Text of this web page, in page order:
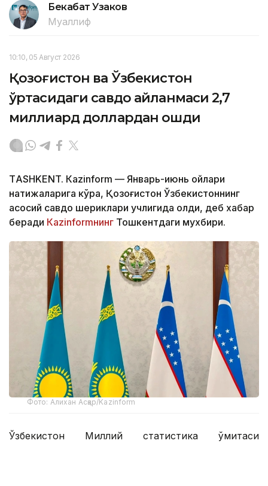
Бекабат Узаков
Муаллиф
10:10, 05 Август 2026
Қозоғистон ва Ўзбекистон
ўртасидаги савдо айланмаси 2,7
миллиард доллардан ошди
ТASHKENT. Кazinform — Январь-июнь ойлари
натижаларига кўра, Қозоғистон Ўзбекистоннинг
асосий савдо шериклари учлигида қолди, деб хабар
беради Кazinformнинг Тошкентдаги мухбири.
Фото: Алихан Асқар/Kazinform
Ўзбекистон Миллий статистика қўмитаси